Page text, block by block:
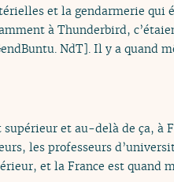
et la gendarmerie qui
à Thunderbird,
NdT]. Il y a quand
supérieur et au-delà de ça, à
les professeurs
et la France est quand